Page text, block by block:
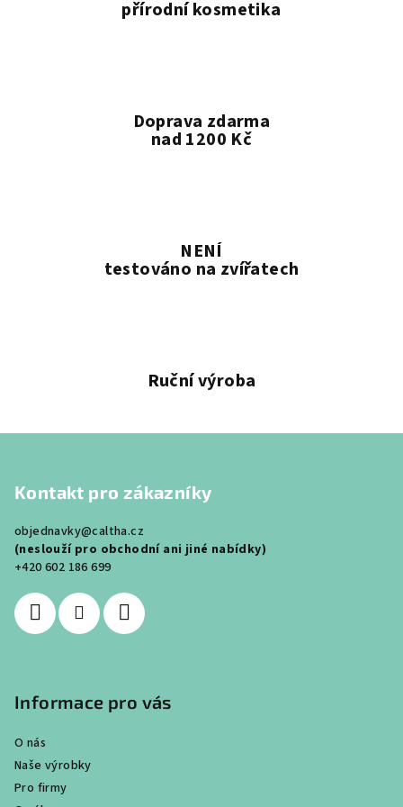
ý
p
přírodní kosmetika
Doprava zdarma
nad 1200 Kč
NENÍ
testováno na zvířatech
Ruční výroba
Kontakt pro zákazníky
objednavky@caltha.cz
(neslouží pro obchodní ani jiné nabídky)
+420 602 186 699
Informace pro vás
O nás
Naše výrobky
Pro firmy